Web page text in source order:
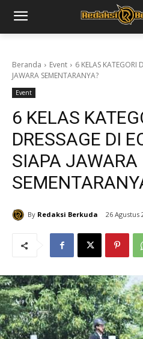
Beranda Event
6 KELAS KATEGORI
JAWARA SEMENTARANYA?
Event
6 KELAS
DRESSAGE DI
SIAPA JAWARA
By Redaksi Berkuda 26 Agustus